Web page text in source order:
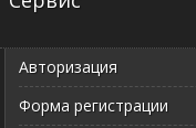
Авторизация
Форма регистрации